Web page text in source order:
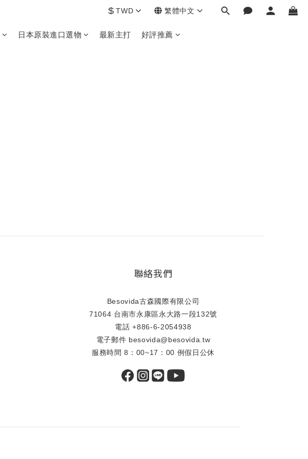
$ TWD 繁體中文
日本原裝進口選物 最新主打 好評推薦
聯絡我們
Besovida古森國際有限公司
71064 台南市永康區永大路一段132號
電話 +886-6-2054938
電子郵件 besovida@besovida.tw
服務時間 8：00~17：00 例假日公休